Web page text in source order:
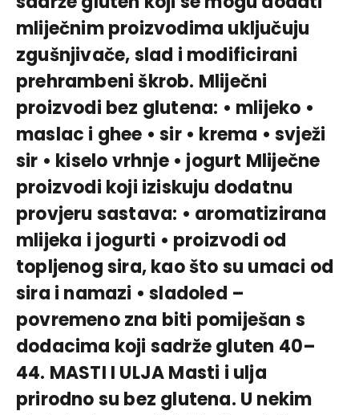
mliječnim proizvodima uključuju
zgušnjivače, slad i modificirani
prehrambeni škrob. Mliječni
proizvodi bez glutena: • mlijeko •
maslac i ghee • sir • krema • svježi
sir • kiselo vrhnje • jogurt Mliječne
proizvodi koji iziskuju dodatnu
provjeru sastava: • aromatizirana
mlijeka i jogurti • proizvodi od
topljenog sira, kao što su umaci od
sira i namazi • sladoled –
povremeno zna biti pomiješan s
dodacima koji sadrže gluten 40–
44. MASTI I ULJA Masti i ulja
prirodno su bez glutena. U nekim